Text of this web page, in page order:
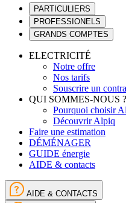
PARTICULIERS
PROFESSIONELS
GRANDS COMPTES
ELECTRICITÉ
Notre offre
Nos tarifs
Souscrire un
QUI SOMMES-NOUS ?
Pourquoi choisir
Découvrir Alpiq
Faire une estimation
DÉMÉNAGER
GUIDE énergie
AIDE & contacts
AIDE & CONTACTS